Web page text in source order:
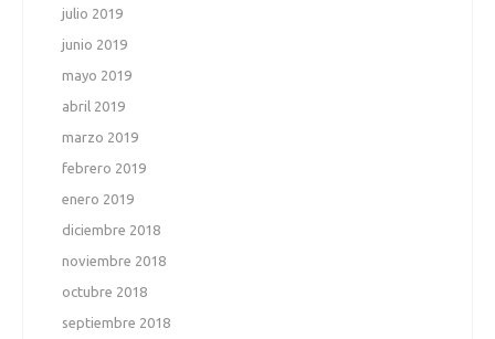
julio 2019
junio 2019
mayo 2019
abril 2019
marzo 2019
febrero 2019
enero 2019
diciembre 2018
noviembre 2018
octubre 2018
septiembre 2018